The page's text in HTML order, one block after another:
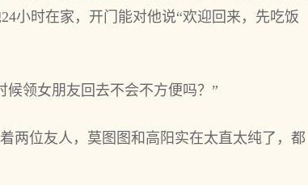
小时在家，开门能对他说“欢迎回来，先吃饭
领女朋友回去不会不方便吗？”
两位友人，莫图图和高阳实在太直太纯了，都